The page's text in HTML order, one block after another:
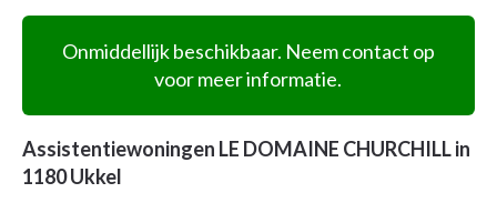
Onmiddellijk beschikbaar. Neem contact op
voor meer informatie.
Assistentiewoningen LE DOMAINE CHURCHILL in
1180 Ukkel